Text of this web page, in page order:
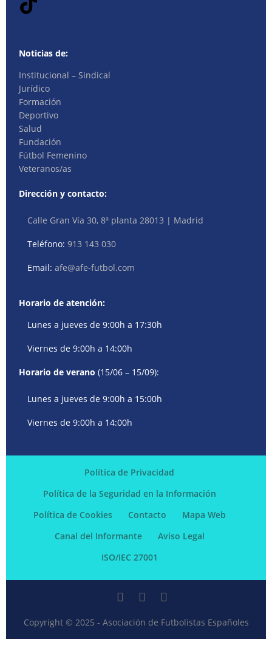
Noticias de:
Institucional – Sindical
Jurídico
Formación
Deportivo
Salud
Fundación
Fútbol Femenino
Veteranos/as
Dirección y contacto:
Calle Gran Vía 30, 8ª planta 28013 | Madrid
Teléfono:913 143 030
Email:afe@afe-futbol.com
Horario de atención:
Lunes a jueves de 9:00h a 17:30h
Viernes de 9:00h a 14:00h
Horario de verano (15/06 – 15/09):
Lunes a jueves de 9:00h a 15:00h
Viernes de 9:00h a 14:00h
Política de Privacidad
Política de la Seguridad en la Información
Política de Cookies
Contacto
Mapa Web
Canal del Informante
Aviso Legal
ISO/IEC 27001
Copyright © 2025 - Asociación de Futbolistas Españoles